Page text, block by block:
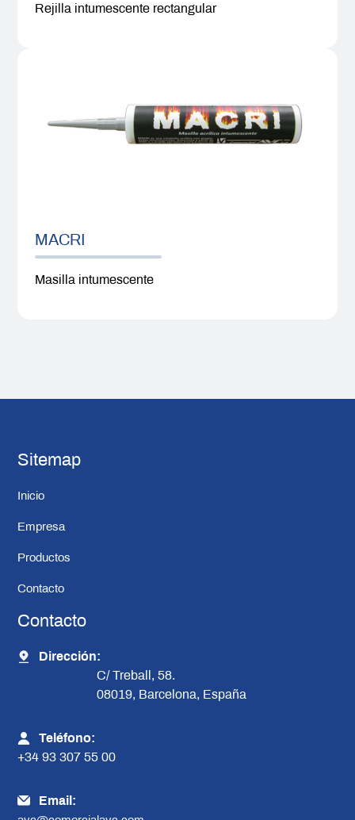
Rejilla intumescente rectangular
MACRI
Masilla intumescente
Sitemap
Inicio
Empresa
Productos
Contacto
Contacto
Dirección:
C/ Treball, 58.
08019, Barcelona, España
Teléfono:
+34 93 307 55 00
Email: